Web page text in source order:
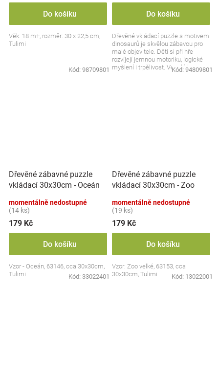
Do košíku
Věk: 18 m+, rozměr: 30 x 22,5 cm,
Tulimi
Kód: 98709801
Do košíku
Dřevěné vkládací puzzle s motivem
dinosaurů je skvělou zábavou pro
malé objevitele. Děti si při hře
rozvíjejí jemnou motoriku, logické
myšlení i trpělivost. Veselé barvy a
Kód: 94809801
Dřevěné zábavné puzzle
vkládací 30x30cm - Oceán
momentálně nedostupné
(14 ks)
179 Kč
Do košíku
Vzor - Oceán, 63146, cca 30x30cm,
Tulimi
Kód: 33022401
Dřevěné zábavné puzzle
vkládací 30x30cm - Zoo
momentálně nedostupné
(19 ks)
179 Kč
Do košíku
Vzor: Zoo velké, 63153, cca
30x30cm, Tulimi
Kód: 13022001